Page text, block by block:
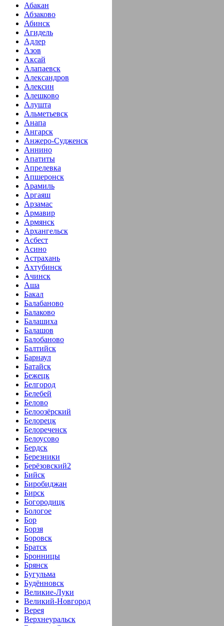
Абакан
Абзаково
Абинск
Агидель
Адлер
Азов
Аксай
Алапаевск
Александров
Алексин
Алешково
Алушта
Альметьевск
Анапа
Ангарск
Анжеро-Судженск
Аннино
Апатиты
Апрелевка
Апшеронск
Арамиль
Аргаяш
Арзамас
Армавир
Армянск
Архангельск
Асбест
Асино
Астрахань
Ахтубинск
Ачинск
Аша
Бакал
Балабаново
Балаково
Балашиха
Балашов
Балобаново
Балтийск
Барнаул
Батайск
Бежецк
Белгород
Белебей
Белово
Белоозёрский
Белорецк
Белореченск
Белоусово
Бердск
Березники
Берёзовский2
Бийск
Биробиджан
Бирск
Богородицк
Бологое
Бор
Борзя
Боровск
Братск
Бронницы
Брянск
Бугульма
Будённовск
Великие-Луки
Великий-Новгород
Верея
Верхнеуральск